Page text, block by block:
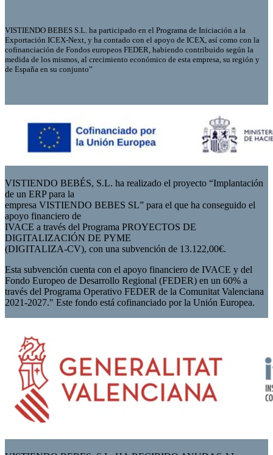
VISTIENDO BEBES S.L. ha participado en el Programa de Iniciación a la
Exportación ICEX-Next, y ha contado con el apoyo de ICEX, así como con la
cofinanciación de Fondos europeos FEDER, habiendo contribuido según la
medida de los mismos, al crecimiento económico de esta empresa, su región y
de España en su conjunto”
VISTIENDO BEBÉS, S.L. ha realizado el proyecto “Implantación
de un ERP para la
empresa VISTIENDO BEBES SL” para el que ha conseguido el
apoyo financiero de
IVACE a través del Programa PROYECTOS DE
DIGITALIZACIÓN DE PYME
(DIGITALIZA-CV), con una subvención de 13.122,00€.
Esta subvención cuenta con el apoyo financiero de IVACE y del
Fondo Europeo de Desarrollo Regional (FEDER) en un 60% a
través del Programa Operativo FEDER de la Comunitat Valenciana
2021-2027." Este fondo está cofinanciado por la Unión Europea.